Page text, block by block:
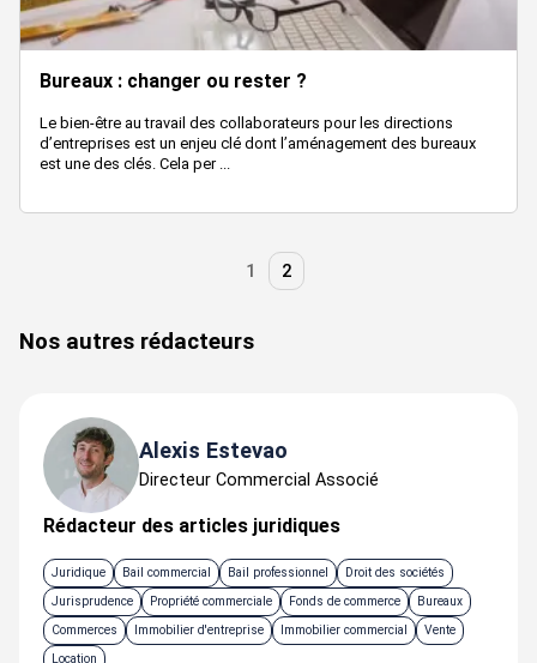
Bureaux : changer ou rester ?
Le bien-être au travail des collaborateurs pour les directions
d’entreprises est un enjeu clé dont l’aménagement des bureaux
est une des clés. Cela per ...
1 2
Nos autres rédacteurs
Alexis Estevao
Directeur Commercial Associé
Rédacteur des articles juridiques
Juridique Bail commercial Bail professionnel
Droit des sociétés
Jurisprudence
Propriété commerciale Fonds de commerce
Bureaux
Commerces
Immobilier d'entreprise Immobilier commercial
Vente
Location